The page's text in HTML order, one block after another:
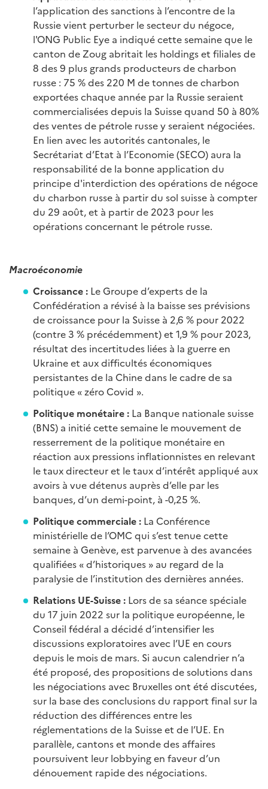
l’application des sanctions à l’encontre de la
Russie vient perturber le secteur du négoce,
l'ONG Public Eye a indiqué cette semaine que le
canton de Zoug abritait les holdings et filiales de
8 des 9 plus grands producteurs de charbon
russe : 75 % des 220 M de tonnes de charbon
exportées chaque année par la Russie seraient
commercialisées depuis la Suisse quand 50 à 80%
des ventes de pétrole russe y seraient négociées.
En lien avec les autorités cantonales, le
Secrétariat d’Etat à l’Economie (SECO) aura la
responsabilité de la bonne application du
principe d'interdiction des opérations de négoce
du charbon russe à partir du sol suisse à compter
du 29 août, et à partir de 2023 pour les
opérations concernant le pétrole russe.
Macroéconomie
Croissance : Le Groupe d’experts de la
Confédération a révisé à la baisse ses prévisions
de croissance pour la Suisse à 2,6 % pour 2022
(contre 3 % précédemment) et 1,9 % pour 2023,
résultat des incertitudes liées à la guerre en
Ukraine et aux difficultés économiques
persistantes de la Chine dans le cadre de sa
politique « zéro Covid ».
Politique monétaire : La Banque nationale suisse
(BNS) a initié cette semaine le mouvement de
resserrement de la politique monétaire en
réaction aux pressions inflationnistes en relevant
le taux directeur et le taux d’intérêt appliqué aux
avoirs à vue détenus auprès d’elle par les
banques, d’un demi-point, à -0,25 %.
Politique commerciale : La Conférence
ministérielle de l’OMC qui s’est tenue cette
semaine à Genève, est parvenue à des avancées
qualifiées « d’historiques » au regard de la
paralysie de l’institution des dernières années.
Relations UE-Suisse : Lors de sa séance spéciale
du 17 juin 2022 sur la politique européenne, le
Conseil fédéral a décidé d’intensifier les
discussions exploratoires avec l’UE en cours
depuis le mois de mars. Si aucun calendrier n’a
été proposé, des propositions de solutions dans
les négociations avec Bruxelles ont été discutées,
sur la base des conclusions du rapport final sur la
réduction des différences entre les
réglementations de la Suisse et de l’UE. En
parallèle, cantons et monde des affaires
poursuivent leur lobbying en faveur d’un
dénouement rapide des négociations.